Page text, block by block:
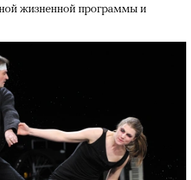
жизненной программы и